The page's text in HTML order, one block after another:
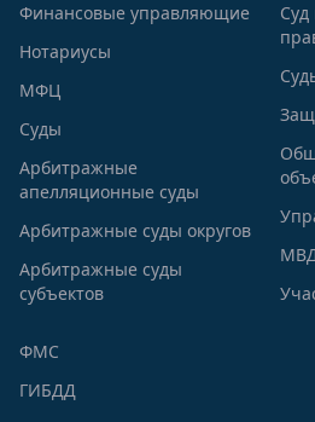
Финансовые управляющие
Нотариусы
МФЦ
Суды
Арбитражные
апелляционные суды
Арбитражные суды округов
Арбитражные суды
субъектов
Суд
ФМС
ГИБДД